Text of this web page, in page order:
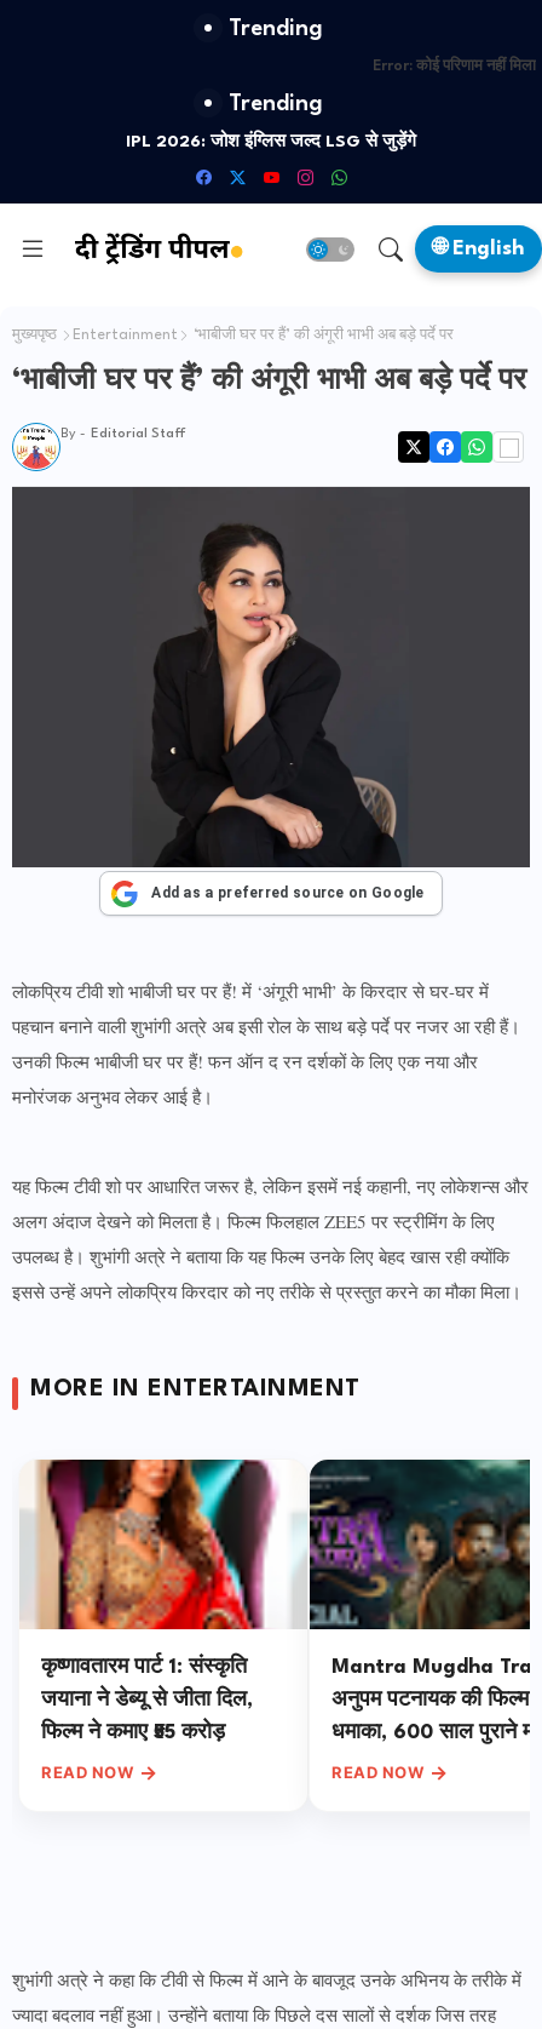
Trending
Error: कोई परिणाम नहीं मिला
Trending
IPL 2026: जोश इंग्लिस जल्द LSG से जुड़ेंगे
🌐 English
मुख्यपृष्ठ Entertainment ‘भाबीजी घर पर हैं’ की अंगूरी भाभी अब बड़े पर्दे पर
‘भाबीजी घर पर हैं’ की अंगूरी भाभी अब बड़े पर्दे पर
By - Editorial Staff
Add as a preferred source on Google
लोकप्रिय टीवी शो भाबीजी घर पर हैं! में ‘अंगूरी भाभी’ के किरदार से घर-घर में
पहचान बनाने वाली शुभांगी अत्रे अब इसी रोल के साथ बड़े पर्दे पर नजर आ रही हैं।
उनकी फिल्म भाबीजी घर पर हैं! फन ऑन द रन दर्शकों के लिए एक नया और
मनोरंजक अनुभव लेकर आई है।
यह फिल्म टीवी शो पर आधारित जरूर है, लेकिन इसमें नई कहानी, नए लोकेशन्स और
अलग अंदाज देखने को मिलता है। फिल्म फिलहाल ZEE5 पर स्ट्रीमिंग के लिए
उपलब्ध है। शुभांगी अत्रे ने बताया कि यह फिल्म उनके लिए बेहद खास रही क्योंकि
इससे उन्हें अपने लोकप्रिय किरदार को नए तरीके से प्रस्तुत करने का मौका मिला।
MORE IN ENTERTAINMENT
कृष्णावतारम पार्ट 1: संस्कृति
जयाना ने डेब्यू से जीता दिल,
फिल्म ने कमाए ₹55 करोड़
READ NOW →
Mantra Mugdha
अनुपम पटनायक की फिल्म
धमाका, 600 साल पुराने
शूट; 1 मई को रिलीज
READ NOW →
शुभांगी अत्रे ने कहा कि टीवी से फिल्म में आने के बावजूद उनके अभिनय के तरीके में
ज्यादा बदलाव नहीं हुआ। उन्होंने बताया कि पिछले दस सालों से दर्शक जिस तरह